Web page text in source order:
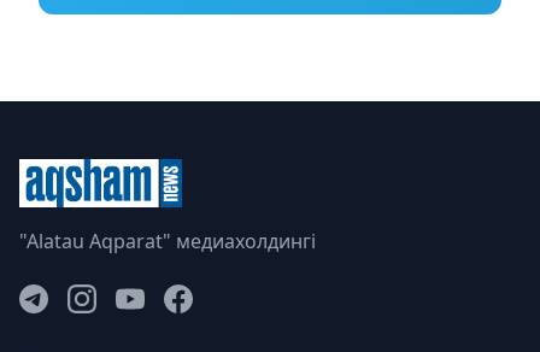
"Alatau Aqparat" медиахолдингі